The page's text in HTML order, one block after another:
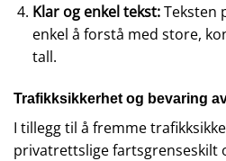
Klar og enkel tekst:Teksten
enkel å forstå med store,
tall.
Trafikksikkerhet og bevaring
I tillegg til å fremme
privatrettslige fartsgrenseskilt